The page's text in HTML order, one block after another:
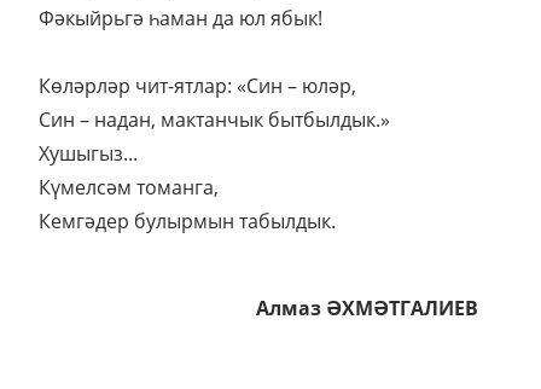
Фәкыйрьгә һаман да юл ябык!
Көләрләр чит-ятлар: «Син – юләр,
Син – надан, мактанчык бытбылдык.»
Хушыгыз...
Күмелсәм томанга,
Кемгәдер булырмын табылдык.
Алмаз ӘХМӘТГАЛИЕВ